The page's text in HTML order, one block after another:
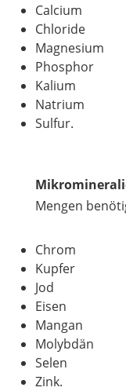
Calcium
Chloride
Magnesium
Phosphor
Kalium
Natrium
Sulfur.
Mengen
Chrom
Kupfer
Jod
Eisen
Mangan
Molybdän
Selen
Zink.